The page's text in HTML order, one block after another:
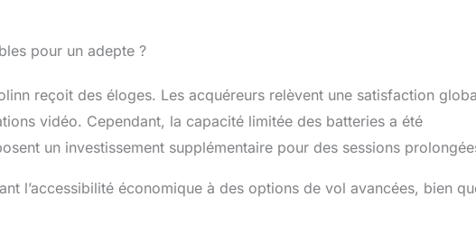
pour un adepte ?
reçoit des éloges. Les acquéreurs relèvent une satisfaction
vidéo. Cependant, la capacité limitée des batteries a été
un investissement supplémentaire pour des sessions
l’accessibilité économique à des options de vol avancées, bien